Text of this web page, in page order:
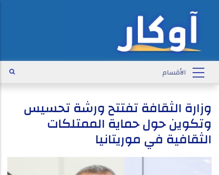
وزارة الثقافة تفتتح ورشة تحسيس
وتكوين حول حماية الممتلكات
الثقافية في موريتانيا